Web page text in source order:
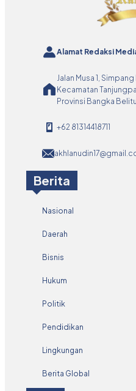
Alamat Redaksi
Jalan Musa 1,
Kecamatan
Provinsi Bangka
+62 81314418711
Berita
Nasional
Daerah
Bisnis
Hukum
Politik
Pendidikan
Lingkungan
Berita Global